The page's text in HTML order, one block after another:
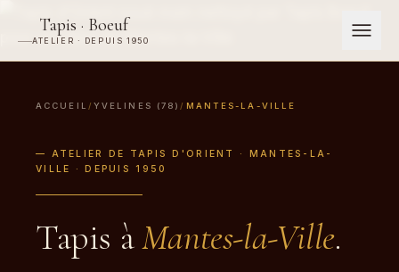
Tapis · Boeuf
ATELIER · DEPUIS 1950
ACCUEIL / YVELINES (78) / MANTES-LA-VILLE
— ATELIER DE TAPIS D'ORIENT · MANTES-LA-
VILLE · DEPUIS 1950
Tapis àMantes-la-Ville.